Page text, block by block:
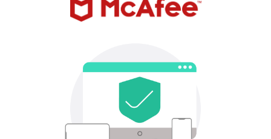
MousePro
Windows 11|Copilot+ PC
学習向けパソコン
AIおすすめパソコン
Windows 11
おすすめ目玉パソコン